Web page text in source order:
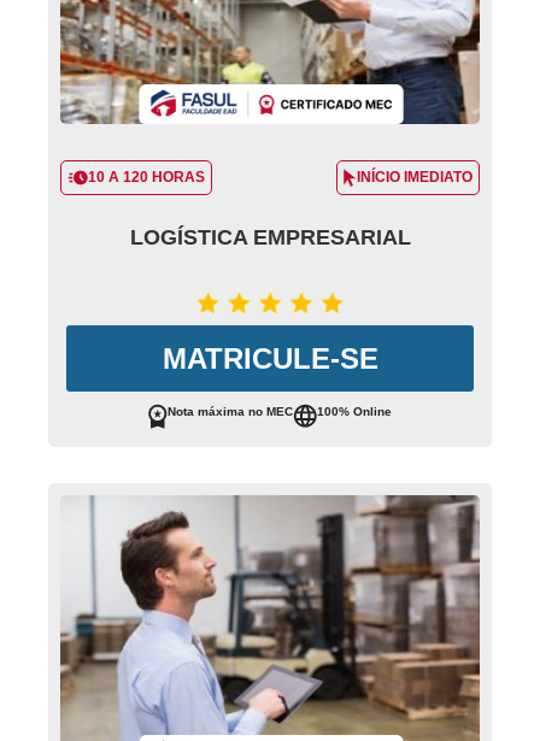
10 A 120 HORAS INÍCIO IMEDIATO
LOGÍSTICA EMPRESARIAL
MATRICULE-SE
Nota máxima no MEC 100% Online